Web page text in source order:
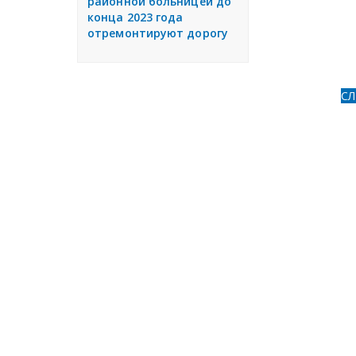
конца 2023 года
отремонтируют дорогу